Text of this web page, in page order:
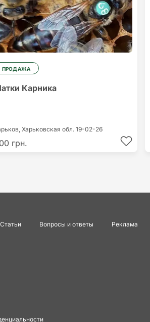
ПРОДАЖА
Карника
Харьковская обл. 19-02-26
грн.
Статьи Вопросы и ответы Реклама